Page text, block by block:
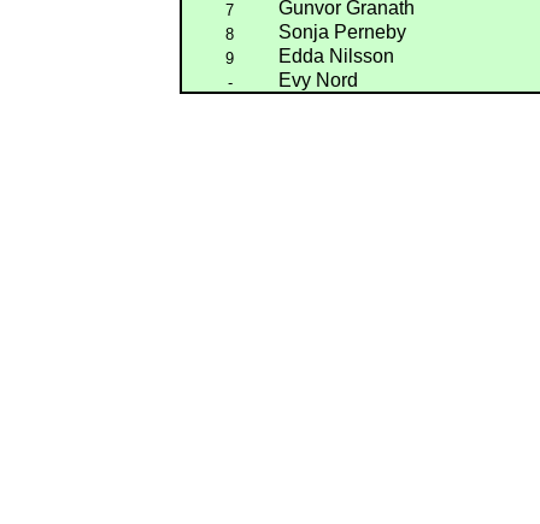
7 Gunvor Granath
8 Sonja Perneby
9 Edda Nilsson
- Evy Nord